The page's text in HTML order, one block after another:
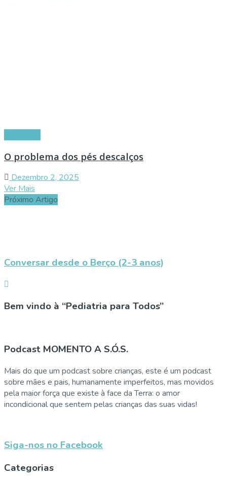
O problema dos pés descalços
Dezembro 2, 2025
Ver Mais
Próximo Artigo
Conversar desde o Berço (2-3 anos)
Bem vindo à “Pediatria para Todos”
Podcast MOMENTO A S.Ó.S.
Mais do que um podcast sobre crianças, este é um podcast
sobre mães e pais, humanamente imperfeitos, mas movidos
pela maior força que existe à face da Terra: o amor
incondicional que sentem pelas crianças das suas vidas!
Siga-nos no Facebook
Categorias